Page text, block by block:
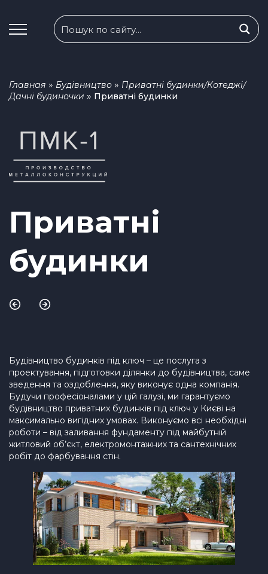
Главная » Будівництво » Приватні будинки/Котеджі/
Дачні будиночки » Приватні будинки
Приватні
будинки
Будівництво будинків під ключ – це послуга з
проектування, підготовки ділянки до будівництва, саме
зведення та оздоблення, яку виконує одна компанія.
Будучи професіоналами у цій галузі, ми гарантуємо
будівництво приватних будинків під ключ у Києві на
максимально вигідних умовах. Виконуємо всі необхідні
роботи – від заливання фундаменту під майбутній
житловий об’єкт, електромонтажних та сантехнічних
робіт до фарбування стін.